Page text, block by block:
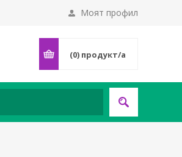
Моят профил
(0) продукт/а